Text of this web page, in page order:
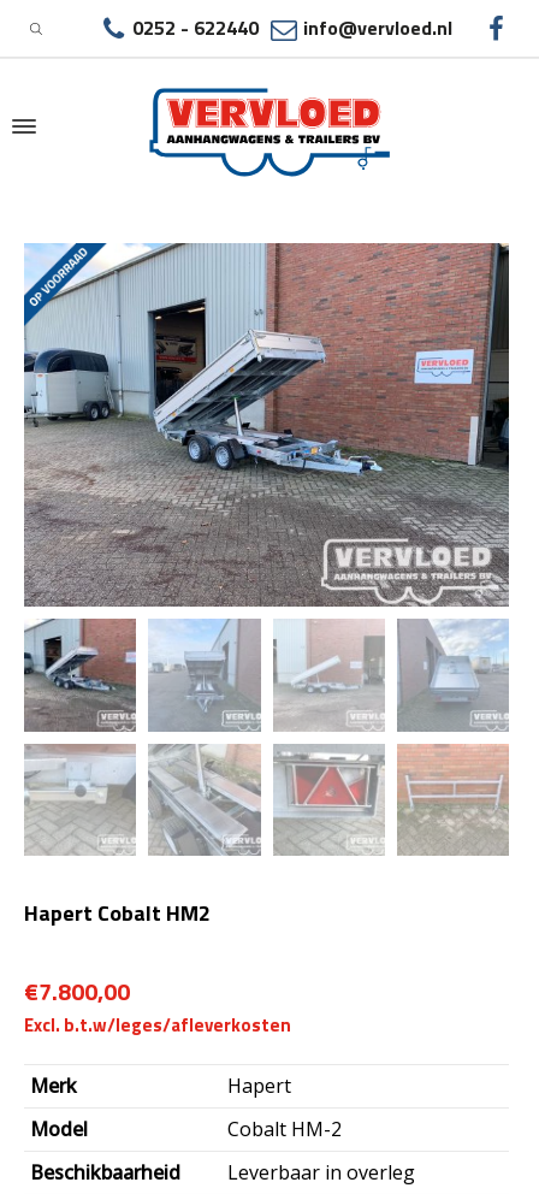
0252 - 622440 info@vervloed.nl
Hapert Cobalt HM2
€7.800,00
Merk
Hapert
Model
Cobalt HM-2
Beschikbaarheid
Leverbaar in overleg